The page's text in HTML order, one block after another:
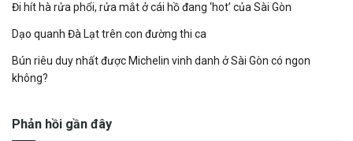
Đi hít hà rửa phổi, rửa mắt ở cái hồ đang ‘hot’ của Sài Gòn
Dạo quanh Đà Lạt trên con đường thi ca
Bún riêu duy nhất được Michelin vinh danh ở Sài Gòn có ngon
không?
Phản hồi gần đây